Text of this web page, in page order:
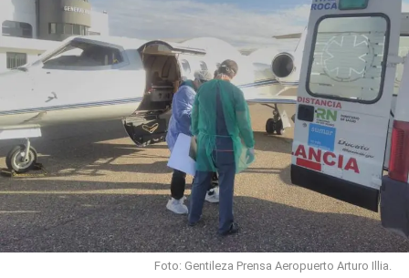
Foto: Gentileza Prensa Aeropuerto Arturo Illia.